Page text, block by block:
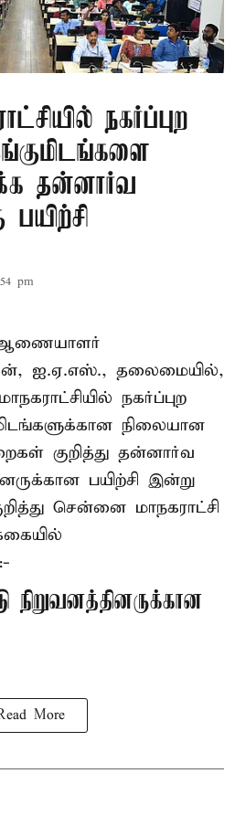
நகர்ப்புற
தன்னார்வ
pm
ஆணையாளர்
ஐ.ஏ.எஸ்., தலைமையில்,
நகர்ப்புற
நிலையான
குறித்து தன்னார்வ
பயிற்சி இன்று
சென்னை மாநகராட்சி
More